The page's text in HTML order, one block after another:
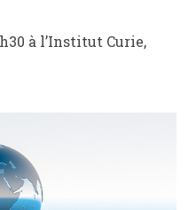
à l’Institut Curie,